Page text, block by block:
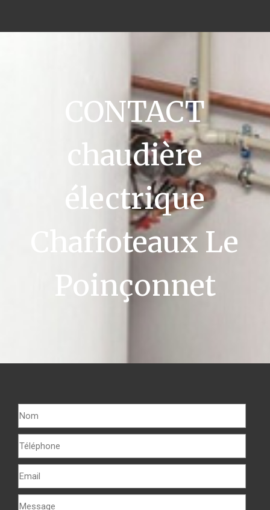
CONTACT
chaudière
électrique
Chaffoteaux Le
Poinçonnet